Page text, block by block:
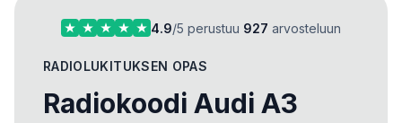
4.9/5 perustuu 927 arvosteluun
RADIOLUKITUKSEN OPAS
Radiokoodi Audi A3